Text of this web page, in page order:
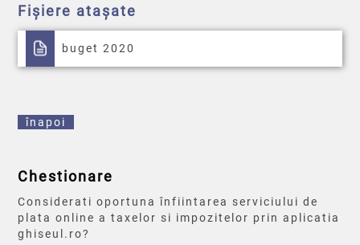
Fișiere atașate
buget 2020
înapoi
Chestionare
Considerati oportuna înfiintarea serviciului de
plata online a taxelor si impozitelor prin aplicatia
ghiseul.ro?